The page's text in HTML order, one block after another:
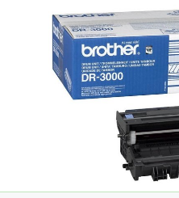
Brother Bęben DR-3000